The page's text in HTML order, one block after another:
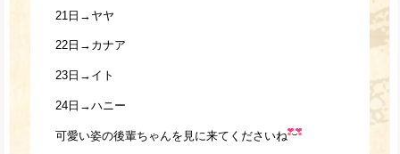
21日→ヤヤ
22日→カナア
23日→イト
24日→ハニー
可愛い姿の後輩ちゃんを見に来てくださいね